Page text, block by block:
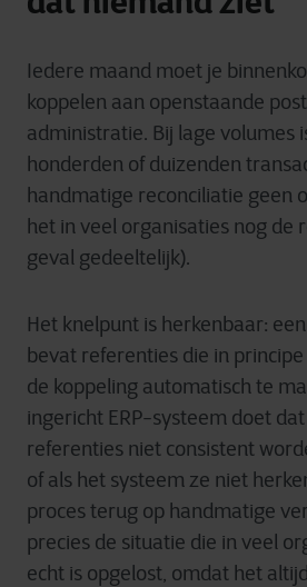
Iedere maand moet je
koppelen aan openstaande
administratie. Bij lage volumes
honderden of duizenden
handmatige reconciliatie geen
het in veel organisaties nog de
geval gedeeltelijk).
Het knelpunt is herkenbaar:
bevat referenties die in
de koppeling automatisch te
ingericht ERP-systeem doet
referenties niet consistent
of als het systeem ze niet
proces terug op handmatige
precies de situatie die in veel
echt is opgelost, omdat het